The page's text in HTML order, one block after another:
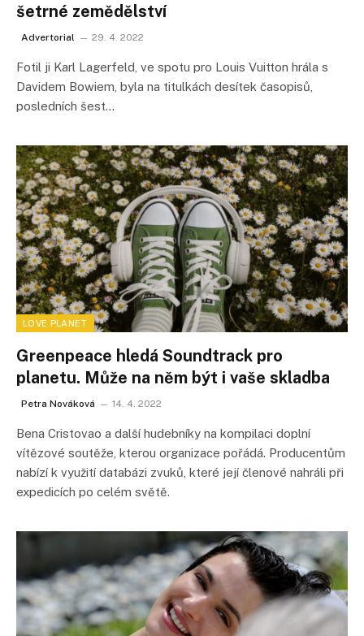
šetrné zemědělství
Advertorial 29. 4. 2022
Fotil ji Karl Lagerfeld, ve spotu pro Louis Vuitton hrála s
Davidem Bowiem, byla na titulkách desítek časopisů,
posledních šest…
LOVE PLANET
Greenpeace hledá Soundtrack pro
planetu. Může na něm být i vaše skladba
Petra Nováková 14. 4. 2022
Bena Cristovao a další hudebníky na kompilaci doplní
vítězové soutěže, kterou organizace pořádá. Producentům
nabízí k využití databázi zvuků, které její členové nahráli při
expedicích po celém světě.